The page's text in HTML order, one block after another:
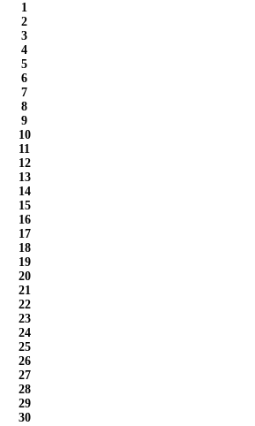
1
2
3
4
5
6
7
8
9
10
11
12
13
14
15
16
17
18
19
20
21
22
23
24
25
26
27
28
29
30